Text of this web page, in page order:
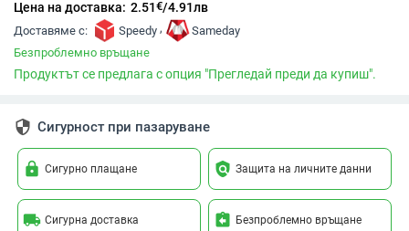
Цена на доставка: 2.51€/4.91лв
Доставяме с: Speedy ,
Sameday
Безпроблемно връщане
Продуктът се предлага с опция "Прегледай преди да купиш".
security Сигурност при пазаруване
lock Сигурно плащане policy Защита на личните данни
local_shipping Сигурна доставка assignment_return Безпроблемно връщане